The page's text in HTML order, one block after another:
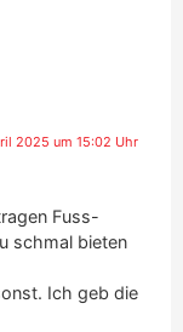
2025 um 15:02 Uhr
Fuss-
schmal bieten
Ich geb die